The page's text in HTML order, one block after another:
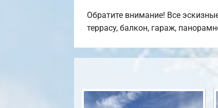
Обратите внимание! Все
террасу, балкон, гараж,